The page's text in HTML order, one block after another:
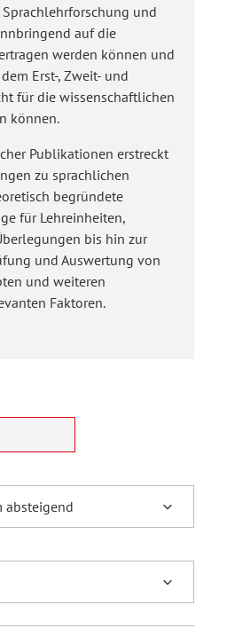
und
auf die
werden können und
Erst-, Zweit- und
für die wissenschaftlichen
können.
Publikationen erstreckt
zu sprachlichen
begründete
für Lehreinheiten,
bis hin zur
und Auswertung von
und weiteren
Faktoren.